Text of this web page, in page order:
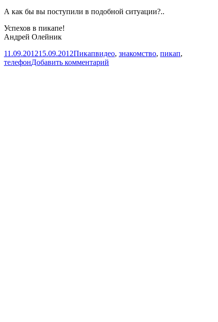
А как бы вы поступили в подобной ситуации?..
Успехов в пикапе!
Андрей Олейник
Опубликовано
11.09.201215.09.2012Рубрики
ПикапМетки
видео, знакомство, пикап,
телефонДобавить комментарий